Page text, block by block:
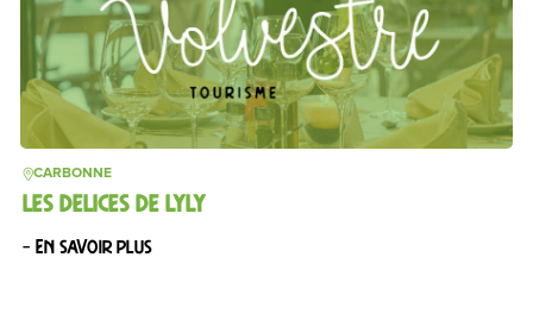
CARBONNE
LES DELICES DE LYLY
– En savoir plus